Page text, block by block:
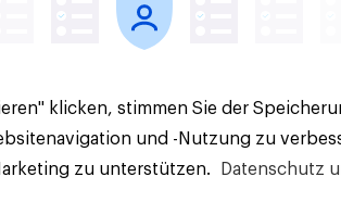
klicken, stimmen Sie der
und -Nutzung zu
zu unterstützen.
Datenschutz